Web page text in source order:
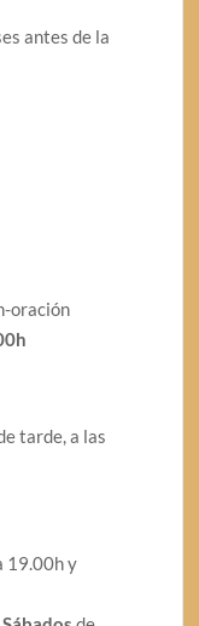
antes de la
oración
tarde, a las
19.00h y